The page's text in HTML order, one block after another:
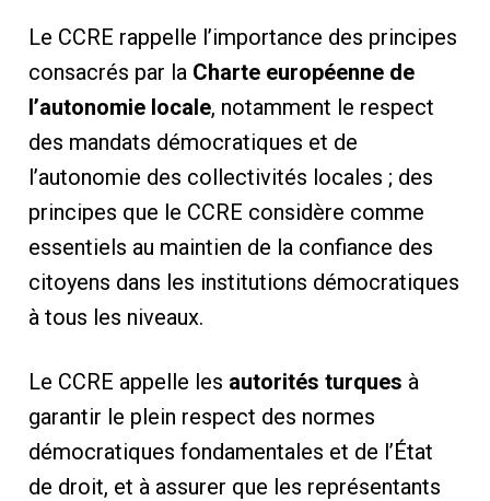
Le CCRE rappelle l’importance des principes
consacrés par la Charte européenne de
l’autonomie locale, notamment le respect
des mandats démocratiques et de
l’autonomie des collectivités locales ; des
principes que le CCRE considère comme
essentiels au maintien de la confiance des
citoyens dans les institutions démocratiques
à tous les niveaux.
Le CCRE appelle les autorités turques à
garantir le plein respect des normes
démocratiques fondamentales et de l’État
de droit, et à assurer que les représentants